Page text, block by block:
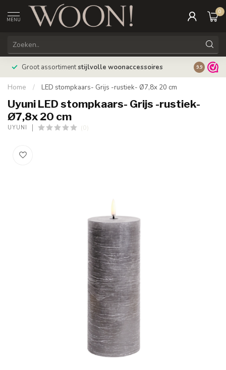
MENU
0
Groot assortimentstijlvolle woonaccessoires 9.9
Home / LED stompkaars- Grijs -rustiek- Ø7,8x 20 cm
Uyuni LED stompkaars- Grijs -rustiek-
Ø7,8x 20 cm
UYUNI (0)